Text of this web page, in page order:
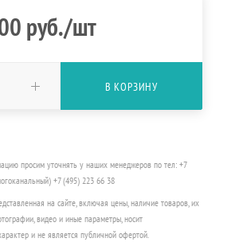
руб./шт
В КОРЗИНУ
просим уточнять у наших менеджеров по тел: +7
+7 (495) 223 66 38
на сайте, включая цены, наличие товаров, их
видео и иные параметры, носит
и не является публичной офертой.